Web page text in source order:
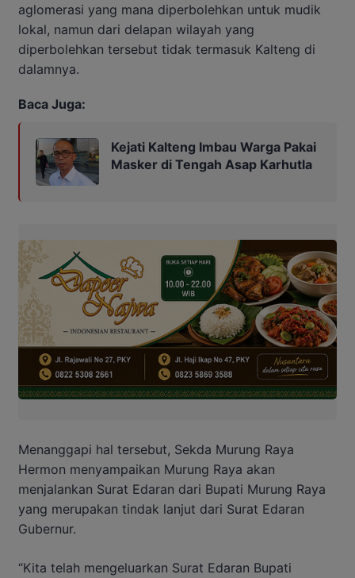
aglomerasi yang mana diperbolehkan untuk mudik
lokal, namun dari delapan wilayah yang
diperbolehkan tersebut tidak termasuk Kalteng di
dalamnya.
Baca Juga:
Kejati Kalteng Imbau Warga Pakai
Masker di Tengah Asap Karhutla
Menanggapi hal tersebut, Sekda Murung Raya
Hermon menyampaikan Murung Raya akan
menjalankan Surat Edaran dari Bupati Murung Raya
yang merupakan tindak lanjut dari Surat Edaran
Gubernur.
“Kita telah mengeluarkan Surat Edaran Bupati